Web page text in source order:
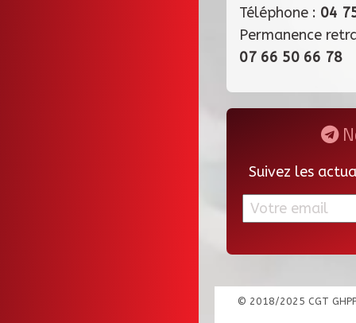
Téléphone : 04
Permanence
07 66 50 66 78
Suivez les
© 2018/2025 CGT